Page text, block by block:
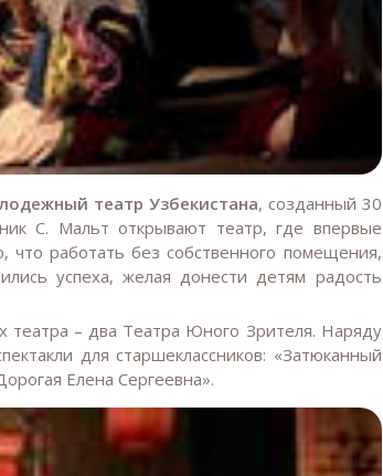
театр Узбекистана, созданный 30
С. Мальт открывают театр, где впервые
работать без собственного помещения,
успеха, желая донести детям радость
– два Театра Юного Зрителя. Наряду
для старшеклассников: «Затюканный
Елена Сергеевна».